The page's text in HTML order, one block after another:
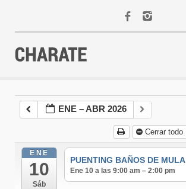
AGENDA
ACTIVIDADES
EQUIPO
CONTACTO
ENE – ABR 2026
Cerrar todo
ENE
10
Sáb
PUENTING BAÑOS DE MULA
Ene 10 a las 9:00 am – 2:00 pm